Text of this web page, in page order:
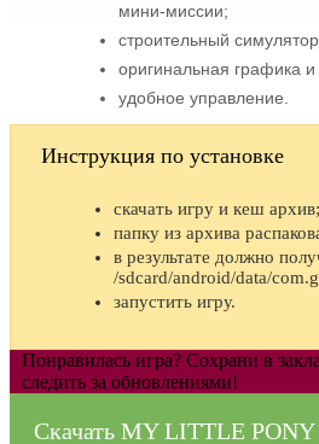
мини-миссии;
строительный
оригинальная графика и
удобное управление.
Инструкция по установке
скачать игру и кеш архив;
папку из архива
в результате должно
/sdcard/android/data/
запустить игру.
Понравилась игра? Сохрани в
следить за обновлениями!
Скачать MY LITTLE PONY